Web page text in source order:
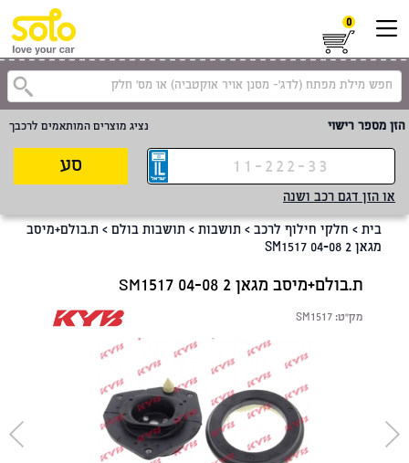
0
הזן מספר רישוי נציג מוצרים המותאמים לרכבך
סע
או הזן דגם רכב ושנה
בית > חלקי חילוף לרכב > תושבות > תושבות בולם > ת.בולם+מיסב
מגאן SM1517 04-08 2
ת.בולם+מיסב מגאן SM1517 04-08 2
מק"ט: SM1517